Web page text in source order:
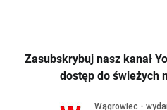
Zasubskrybuj nasz kanał
dostęp do świeżych